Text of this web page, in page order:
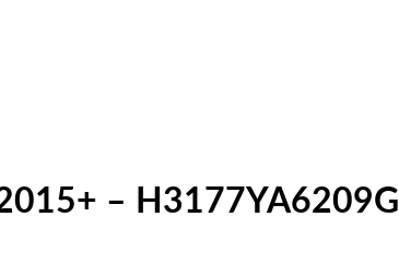
– H3177YA6209G